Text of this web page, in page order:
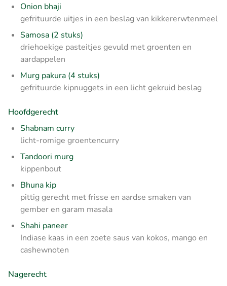
Onion bhaji
gefrituurde uitjes in een beslag van kikkererwtenmeel
Samosa (2 stuks)
driehoekige pasteitjes gevuld met groenten en
aardappelen
Murg pakura (4 stuks)
gefrituurde kipnuggets in een licht gekruid beslag
Hoofdgerecht
Shabnam curry
licht-romige groentencurry
Tandoori murg
kippenbout
Bhuna kip
pittig gerecht met frisse en aardse smaken van
gember en garam masala
Shahi paneer
Indiase kaas in een zoete saus van kokos, mango en
cashewnoten
Nagerecht